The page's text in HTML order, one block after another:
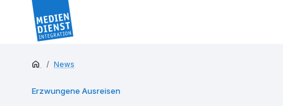
News
Erzwungene Ausreisen